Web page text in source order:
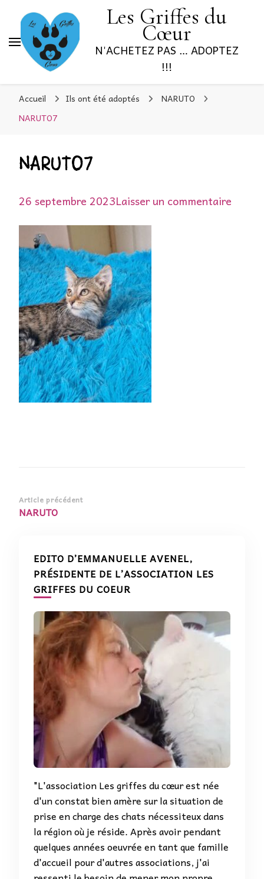
Les Griffes du
Cœur
N'ACHETEZ PAS … ADOPTEZ
!!!
Accueil Ils ont été adoptés
NARUTO
NARUTO7
NARUTO7
26 septembre 2023Laisser un commentaire
Navigation
d’article
Article précédent
NARUTO
EDITO D’EMMANUELLE AVENEL,
PRÉSIDENTE DE L’ASSOCIATION LES
GRIFFES DU COEUR
"L'association Les griffes du cœur est née
d'un constat bien amère sur la situation de
prise en charge des chats nécessiteux dans
la région où je réside. Après avoir pendant
quelques années oeuvrée en tant que famille
d'accueil pour d'autres associations, j'ai